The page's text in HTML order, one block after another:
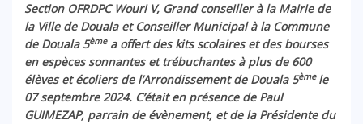
Section OFRDPC Wouri V, Grand conseiller à la Mairie de
la Ville de Douala et Conseiller Municipal à la Commune
de Douala 5èmea offert des kits scolaires et des bourses
en espèces sonnantes et trébuchantes à plus de 600
élèves et écoliers de l’Arrondissement de Douala 5ème le
07 septembre 2024. C’était en présence de Paul
GUIMEZAP, parrain de évènement, et de la Présidente du